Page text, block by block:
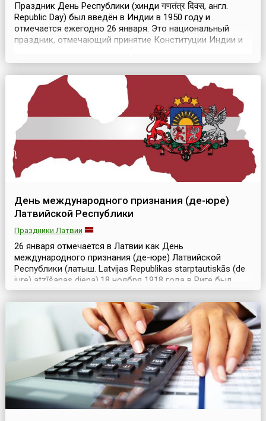
Праздник День Республики (хинди गणतंत्र दिवस, англ.
Republic Day) был введён в Индии в 1950 году и
отмечается ежегодно 26 января. Это национальный
праздник, отмечающий принятие Конституции Индии и
республике.Свою независимость от Великобритании
Индия провозгласила 15 августа 1947 года. Две недели
спустя был назначен специальный комитет для разр...
День международного признания (де-юре)
Латвийской Республики
Праздники Латвии
26 января отмечается в Латвии как День
международного признания (де-юре) Латвийской
Республики (латыш. Latvijas Republikas starptautiskās (de
jure) atzīšanas diena).18 ноября 1918 года в Риге был
провозглашен «Акт о независимости», по которому
Латвия становилась независимым государством.26
января 1921 года страны Дружеского соглашения —
Великобритания, Франция, Италия, Япония и Бельгия,